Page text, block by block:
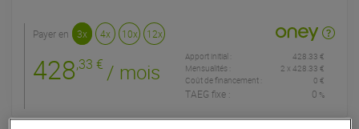
Payer en 3x 4x 10x 12x
428,33 € / mois
Apport initial :
428.33 €
Mensualités :
2 x 428.33 €
Coût de financement :
0 €
TAEG fixe : 0 %